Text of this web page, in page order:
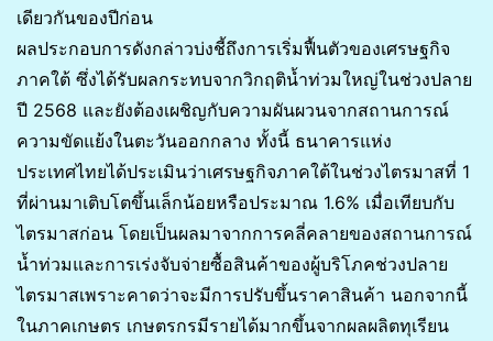
เดียวกันของปีก่อน
ผลประกอบการดังกล่าวบ่งชี้ถึงการเริ่มฟื้นตัวของเศรษฐกิจ
ภาคใต้ ซึ่งได้รับผลกระทบจากวิกฤติน้ำท่วมใหญ่ในช่วงปลาย
ปี 2568 และยังต้องเผชิญกับความผันผวนจากสถานการณ์
ความขัดแย้งในตะวันออกกลาง ทั้งนี้ ธนาคารแห่ง
ประเทศไทยได้ประเมินว่าเศรษฐกิจภาคใต้ในช่วงไตรมาสที่ 1
ที่ผ่านมาเติบโตขึ้นเล็กน้อยหรือประมาณ 1.6% เมื่อเทียบกับ
ไตรมาสก่อน โดยเป็นผลมาจากการคลี่คลายของสถานการณ์
น้ำท่วมและการเร่งจับจ่ายซื้อสินค้าของผู้บริโภคช่วงปลาย
ไตรมาสเพราะคาดว่าจะมีการปรับขึ้นราคาสินค้า นอกจากนี้
ในภาคเกษตร เกษตรกรมีรายได้มากขึ้นจากผลผลิตทุเรียน